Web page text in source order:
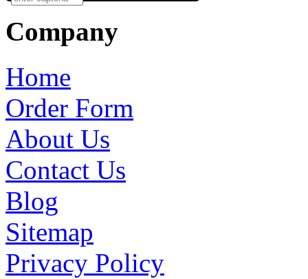
Company
Home
Order Form
About Us
Contact Us
Blog
Sitemap
Privacy Policy